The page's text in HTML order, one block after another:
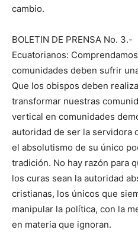
cambio.
BOLETIN DE PRENSA No. 3.-
Ecuatorianos:
comunidades deben sufrir
Que los obispos deben
transformar nuestras
vertical en comunidades
autoridad de ser la servidora
el absolutismo de su único
tradición. No hay razón para
los curas sean la autoridad
cristianas, los únicos que
manipular la política, con la
en materia que ignoran.